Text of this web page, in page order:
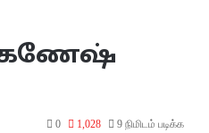
கணேஷ்
0 1,028 9 நிமிடம் படிக்க